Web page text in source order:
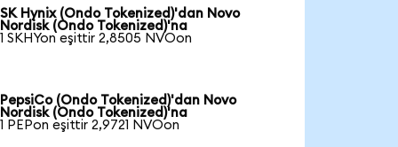
SK Hynix (Ondo Tokenized)'dan Novo
Nordisk (Ondo Tokenized)'na
1 SKHYon eşittir 2,8505 NVOon
PepsiCo (Ondo Tokenized)'dan Novo
Nordisk (Ondo Tokenized)'na
1 PEPon eşittir 2,9721 NVOon